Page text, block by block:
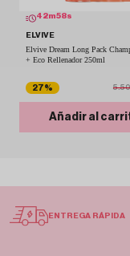
42m58s
ELVIVE
Elvive Dream Long Pack
+ Eco Rellenador 250ml
27%
Añadir al
ENTREGA RÁPIDA